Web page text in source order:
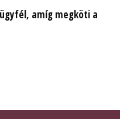
amíg megköti a